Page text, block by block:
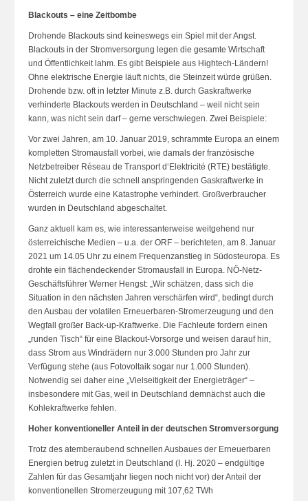
Blackouts – eine Zeitbombe
Drohende Blackouts sind keineswegs ein Spiel mit der Angst.
Blackouts in der Stromversorgung legen die gesamte Wirtschaft
und Öffentlichkeit lahm. Es gibt Beispiele aus Hightech-Ländern!
Ohne elektrische Energie läuft nichts, die Steinzeit würde grüßen.
Drohende bzw. oft in letzter Minute z.B. durch Gaskraftwerke
verhinderte Blackouts werden in Deutschland – weil nicht sein
kann, was nicht sein darf – gerne verschwiegen. Zwei Beispiele:
Vor zwei Jahren, am 10. Januar 2019, schrammte Europa an einem
kompletten Stromausfall vorbei, wie damals der französische
Netzbetreiber Réseau de Transport d‘Elektricité (RTE) bestätigte.
Nicht zuletzt durch die schnell anspringenden Gaskraftwerke in
Österreich wurde eine Katastrophe verhindert. Großverbraucher
wurden in Deutschland abgeschaltet.
Ganz aktuell kam es, wie interessanterweise weitgehend nur
österreichische Medien – u.a. der ORF – berichteten, am 8. Januar
2021 um 14.05 Uhr zu einem Frequenzanstieg in Südosteuropa. Es
drohte ein flächendeckender Stromausfall in Europa. NÖ-Netz-
Geschäftsführer Werner Hengst: „Wir schätzen, dass sich die
Situation in den nächsten Jahren verschärfen wird“, bedingt durch
den Ausbau der volatilen Erneuerbaren-Stromerzeugung und den
Wegfall großer Back-up-Kraftwerke. Die Fachleute fordern einen
„runden Tisch“ für eine Blackout-Vorsorge und weisen darauf hin,
dass Strom aus Windrädern nur 3.000 Stunden pro Jahr zur
Verfügung stehe (aus Fotovoltaik sogar nur 1.000 Stunden).
Notwendig sei daher eine „Vielseitigkeit der Energieträger“ –
insbesondere mit Gas, weil in Deutschland demnächst auch die
Kohlekraftwerke fehlen.
Hoher konventioneller Anteil in der deutschen Stromversorgung
Trotz des atemberaubend schnellen Ausbaues der Erneuerbaren
Energien betrug zuletzt in Deutschland (I. Hj. 2020 – endgültige
Zahlen für das Gesamtjahr liegen noch nicht vor) der Anteil der
konventionellen Stromerzeugung mit 107,62 TWh